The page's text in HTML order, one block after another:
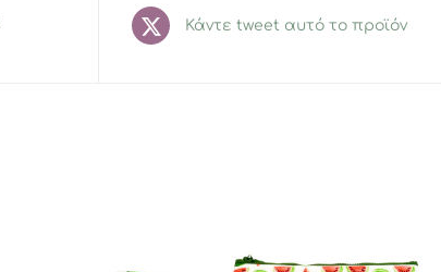
Κάντε tweet αυτό το προϊόν